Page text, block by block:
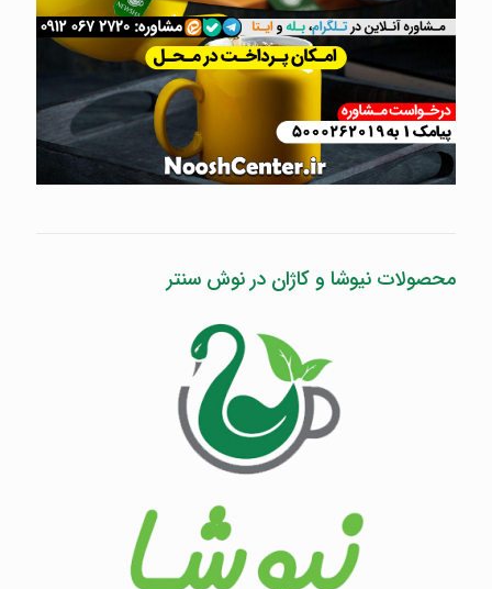
محصولات نیوشا و کاژان در نوش سنتر